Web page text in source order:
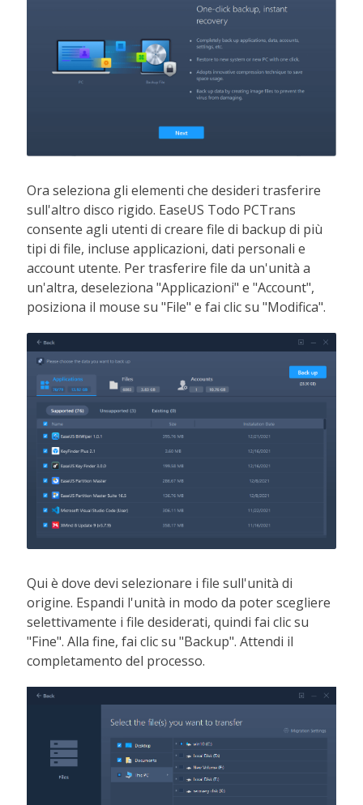
Ora seleziona gli elementi che desideri trasferire
sull'altro disco rigido. EaseUS Todo PCTrans
consente agli utenti di creare file di backup di più
tipi di file, incluse applicazioni, dati personali e
account utente. Per trasferire file da un'unità a
un'altra, deseleziona "Applicazioni" e "Account",
posiziona il mouse su "File" e fai clic su "Modifica".
Qui è dove devi selezionare i file sull'unità di
origine. Espandi l'unità in modo da poter scegliere
selettivamente i file desiderati, quindi fai clic su
"Fine". Alla fine, fai clic su "Backup". Attendi il
completamento del processo.